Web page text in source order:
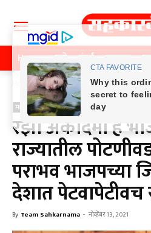
Home पुणे मुंबई महाराष्ट्र
Home महाराष्ट्र
महाराष्ट्र
रझा अकादमी हे
राज्यातील
पराभव भाजपच्या
देशात
By Team Sahkarnama - नोव्हेंबर 13, 2021